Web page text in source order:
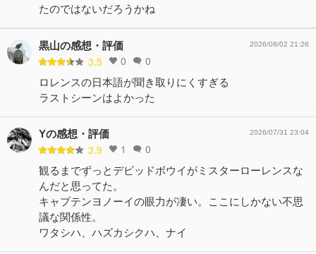
たのではないだろうかね
黒山の感想・評価
3.5 0 0
2026/08/02 21:26
ロレンスの日本語が聞き取りにくすぎる
ラストシーンはよかった
Yの感想・評価
3.9 1 0
2026/07/31 23:04
観るまでずっとデビッドボウイがミスターローレンスな
んだと思ってた。
キャプテンヨノーイの眼力が凄い。ここにしかない不思
議な関係性。
ワタシハ、ハズカシクハ、ナイ